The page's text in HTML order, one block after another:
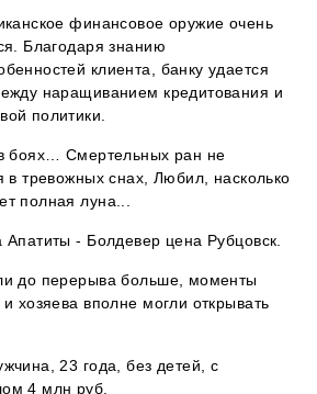
финансовое оружие очень
Благодаря знанию
клиента, банку удается
наращиванием кредитования и
политики.
боях… Смертельных ран не
в тревожных снах, Любил, насколько
полная луна...
Апатиты - Болдевер цена Рубцовск.
до перерыва больше, моменты
хозяева вполне могли открывать
23 года, без детей, с
4 млн руб.